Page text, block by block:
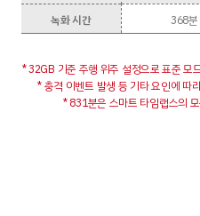
녹화 시간
368분
* 32GB 기준 주행 위주 설정으로 표준 모
* 충격 이벤트 발생 등 기타 요인에 따
* 831분은 스마트 타임랩스의